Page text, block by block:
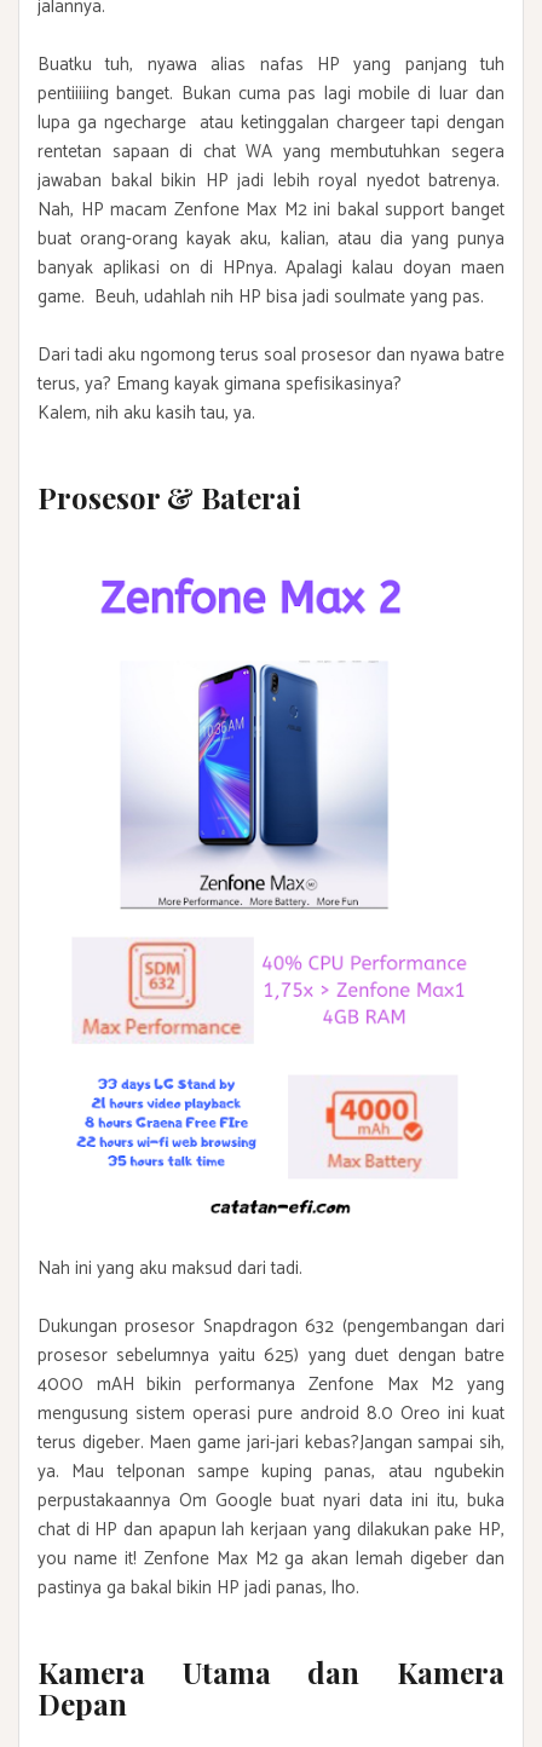
jalannya.
Buatku tuh, nyawa alias nafas HP yang panjang tuh
pentiiiiing banget. Bukan cuma pas lagi mobile di luar dan
lupa ga ngecharge atau ketinggalan chargeer tapi dengan
rentetan sapaan di chat WA yang membutuhkan segera
jawaban bakal bikin HP jadi lebih royal nyedot batrenya.
Nah, HP macam Zenfone Max M2 ini bakal support banget
buat orang-orang kayak aku, kalian, atau dia yang punya
banyak aplikasi on di HPnya. Apalagi kalau doyan maen
game. Beuh, udahlah nih HP bisa jadi soulmate yang pas.
Dari tadi aku ngomong terus soal prosesor dan nyawa batre
terus, ya? Emang kayak gimana spefisikasinya?
Kalem, nih aku kasih tau, ya.
Prosesor & Baterai
Nah ini yang aku maksud dari tadi.
Dukungan prosesor Snapdragon 632 (pengembangan dari
prosesor sebelumnya yaitu 625) yang duet dengan batre
4000 mAH bikin performanya Zenfone Max M2 yang
mengusung sistem operasi pure android 8.0 Oreo ini kuat
terus digeber. Maen game jari-jari kebas?Jangan sampai sih,
ya. Mau telponan sampe kuping panas, atau ngubekin
perpustakaannya Om Google buat nyari data ini itu, buka
chat di HP dan apapun lah kerjaan yang dilakukan pake HP,
you name it! Zenfone Max M2 ga akan lemah digeber dan
pastinya ga bakal bikin HP jadi panas, lho.
Kamera Utama dan Kamera
Depan